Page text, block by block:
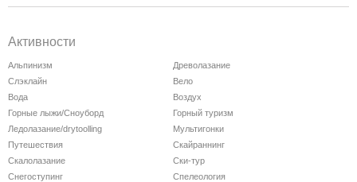
Активности
Альпинизм
Древолазание
Слэклайн
Вело
Вода
Воздух
Горные лыжи/Сноуборд
Горный туризм
Ледолазание/drytoolling
Мультигонки
Путешествия
Скайраннинг
Скалолазание
Ски-тур
Снегоступинг
Спелеология